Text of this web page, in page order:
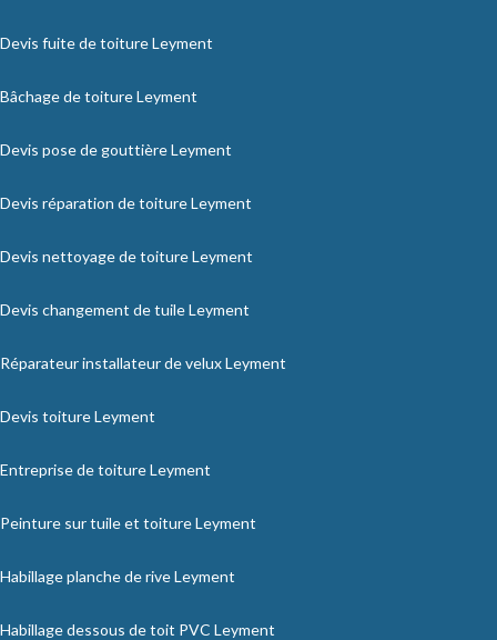
Devis fuite de toiture Leyment
Bâchage de toiture Leyment
Devis pose de gouttière Leyment
Devis réparation de toiture Leyment
Devis nettoyage de toiture Leyment
Devis changement de tuile Leyment
Réparateur installateur de velux Leyment
Devis toiture Leyment
Entreprise de toiture Leyment
Peinture sur tuile et toiture Leyment
Habillage planche de rive Leyment
Habillage dessous de toit PVC Leyment